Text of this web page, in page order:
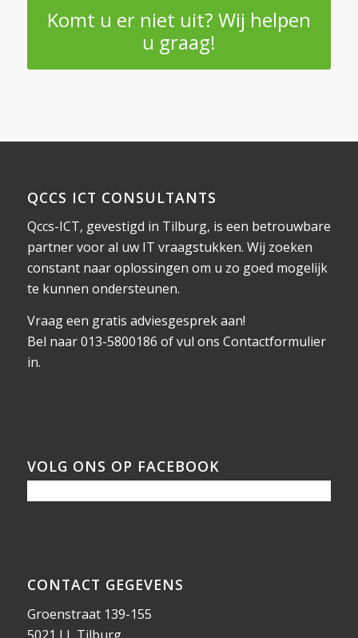
Komt u er niet uit? Wij helpen
u graag!
QCCS ICT CONSULTANTS
Qccs-ICT, gevestigd in Tilburg, is een betrouwbare
partner voor al uw IT vraagstukken. Wij zoeken
constant naar oplossingen om u zo goed mogelijk
te kunnen ondersteunen.
Vraag een gratis adviesgesprek aan!
Bel naar 013-5800186 of vul ons Contactformulier
in.
VOLG ONS OP FACEBOOK
CONTACT GEGEVENS
Groenstraat 139-155